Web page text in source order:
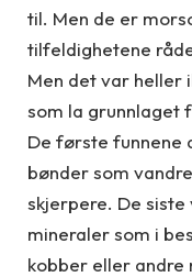
til. Men de er
tilfeldighetene
Men det var heller
som la grunnlaget
De første funnene
bønder som
skjerpere. De
mineraler som i
kobber eller